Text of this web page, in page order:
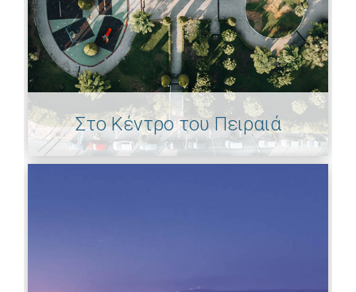
Στο Κέντρο του Πειραιά